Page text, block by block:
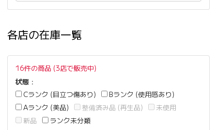
各店の在庫一覧
16件の商品 (3店で販売中)
状態 ：
Cランク (目立つ傷あり)
Bランク (使用感あり)
Aランク (美品)
整備済み品 (再生品)
未使用
新品
ランク未分類